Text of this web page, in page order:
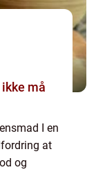
må
I en
at
og